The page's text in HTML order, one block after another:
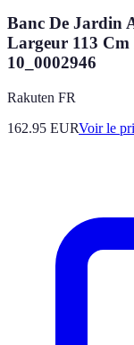
Banc De Jardin
Largeur 113
10_0002946
Rakuten FR
162.95 EURVoir le